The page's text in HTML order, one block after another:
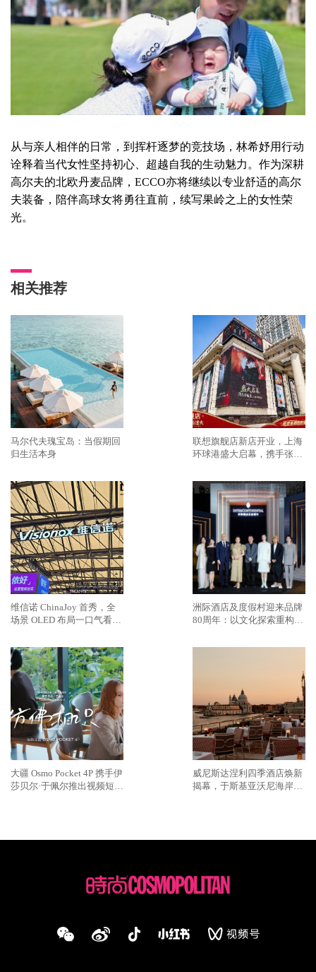
从与亲人相伴的日常，到挥杆逐梦的竞技场，林希妤用行动
诠释着当代女性坚持初心、超越自我的生动魅力 。 作为深耕
高尔夫的北欧丹麦品牌， ECCO亦将继续以专业舒适的高尔
夫装备 ，陪伴高球女将勇往直前，续写果岭之上的女性荣
光。
相关推荐
马尔代夫瑰宝岛：当假期回
归生活本身
联想旗舰店新店开业，上海
环球港盛大启幕，携手张凌
潮
维信诺 ChinaJoy 首秀，全
场景 OLED 布局一口气看
洲际酒店及度假村迎来品牌
80周年：以文化探索重构奢
大疆 Osmo Pocket 4P 携手伊
莎贝尔·于佩尔推出视频短片
威尼斯达涅利四季酒店焕新
揭幕，于斯基亚沃尼海岸再